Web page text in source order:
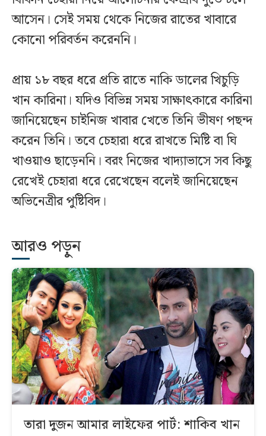
আসেন। সেই সময় থেকে নিজের রাতের খাবারে
কোনো পরিবর্তন করেননি।
প্রায় ১৮ বছর ধরে প্রতি রাতে নাকি ডালের খিচুড়ি
খান কারিনা। যদিও বিভিন্ন সময় সাক্ষাৎকারে কারিনা
জানিয়েছেন চাইনিজ খাবার খেতে তিনি ভীষণ পছন্দ
করেন তিনি। তবে চেহারা ধরে রাখতে মিষ্টি বা ঘি
খাওয়াও ছাড়েননি। বরং নিজের খাদ্যাভাসে সব কিছু
রেখেই চেহারা ধরে রেখেছেন বলেই জানিয়েছেন
অভিনেত্রীর পুষ্টিবিদ।
আরও পড়ুন
তারা দুজন আমার লাইফের পার্ট: শাকিব খান